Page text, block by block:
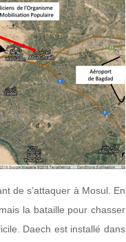
de s’attaquer à Mosul. En
la bataille pour chasser
Daech est installé dans